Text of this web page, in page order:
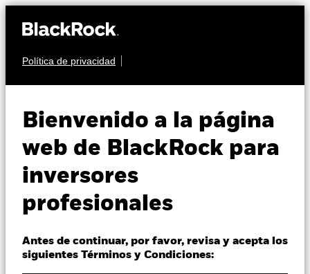
Política de privacidad
Bienvenido a la página
web de BlackRock para
inversores
profesionales
Antes de continuar, por favor, revisa y acepta los
siguientes Términos y Condiciones:
Perspectivas
Visión de mercado
Educación
Profesionales
Multi-Strategy Fund
Valor liquidativo a 07 ago 2026
USD 118,51